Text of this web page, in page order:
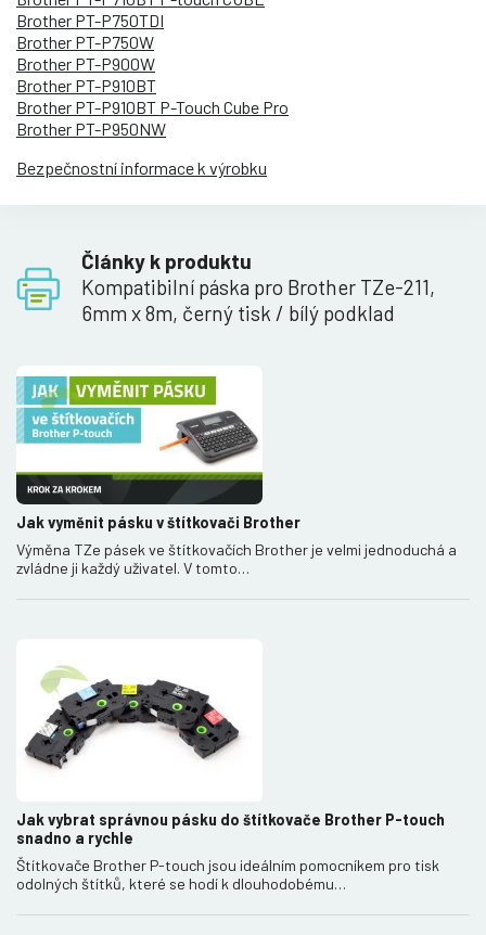
Brother PT-P750TDI
Brother PT-P750W
Brother PT-P900W
Brother PT-P910BT
Brother PT-P910BT P-Touch Cube Pro
Brother PT-P950NW
Bezpečnostní informace k výrobku
Články k produktu
Kompatibilní páska pro Brother TZe-211,
6mm x 8m, černý tisk / bílý podklad
Jak vyměnit pásku v štítkovači Brother
Výměna TZe pásek ve štítkovačích Brother je velmi jednoduchá a
zvládne ji každý uživatel. V tomto…
Jak vybrat správnou pásku do štítkovače Brother P-touch
snadno a rychle
Štítkovače Brother P-touch jsou ideálním pomocníkem pro tisk
odolných štítků, které se hodí k dlouhodobému…